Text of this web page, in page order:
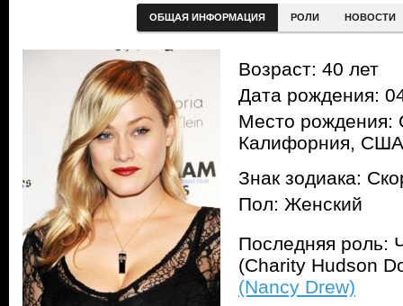
ОБЩАЯ ИНФОРМАЦИЯ РОЛИ НОВОСТИ
Возраст: 40 лет
Дата рождения:
Место рождения:
Калифорния, США
Знак зодиака:
Пол: Женский
Последняя роль:
(Charity Hudson
(Nancy Drew)